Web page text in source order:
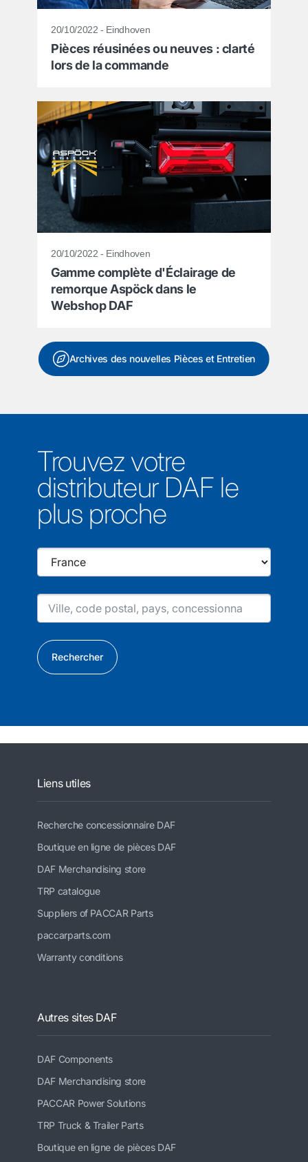
20/10/2022 - Eindhoven
Pièces réusinées ou neuves : clarté
lors de la commande
20/10/2022 - Eindhoven
Gamme complète d'Éclairage de
remorque Aspöck dans le
Webshop DAF
Archives des nouvelles Pièces et Entretien
Trouvez votre
distributeur DAF le
plus proche
Rechercher
Liens utiles
Recherche concessionnaire DAF
Boutique en ligne de pièces DAF
DAF Merchandising store
TRP catalogue
Suppliers of PACCAR Parts
paccarparts.com
Warranty conditions
Autres sites DAF
DAF Components
DAF Merchandising store
PACCAR Power Solutions
TRP Truck & Trailer Parts
Boutique en ligne de pièces DAF